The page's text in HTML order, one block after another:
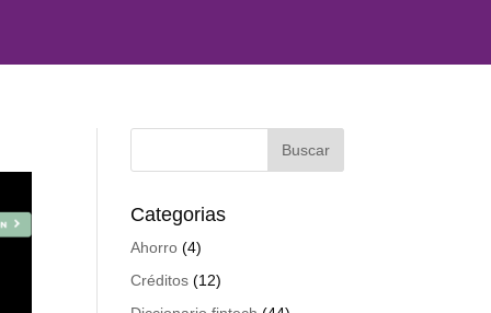
Categorias
Ahorro (4)
Créditos (12)